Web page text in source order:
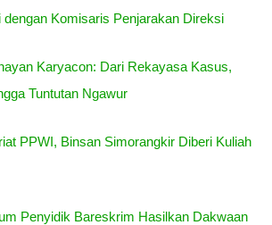
dengan Komisaris Penjarakan Direksi
Karyacon: Dari Rekayasa Kasus,
Tuntutan Ngawur
PPWI, Binsan Simorangkir Diberi Kuliah
Penyidik Bareskrim Hasilkan Dakwaan